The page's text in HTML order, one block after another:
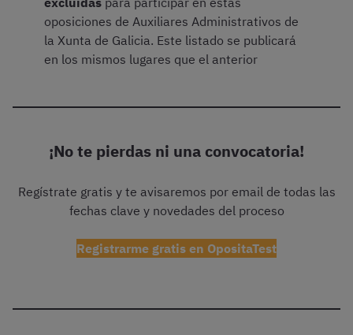
oposiciones de Auxiliares Administrativos de
la Xunta de Galicia. Este listado se publicará
en los mismos lugares que el anterior
¡No te pierdas ni una convocatoria!
Regístrate gratis y te avisaremos por email de todas las
fechas clave y novedades del proceso
Registrarme gratis en OpositaTest